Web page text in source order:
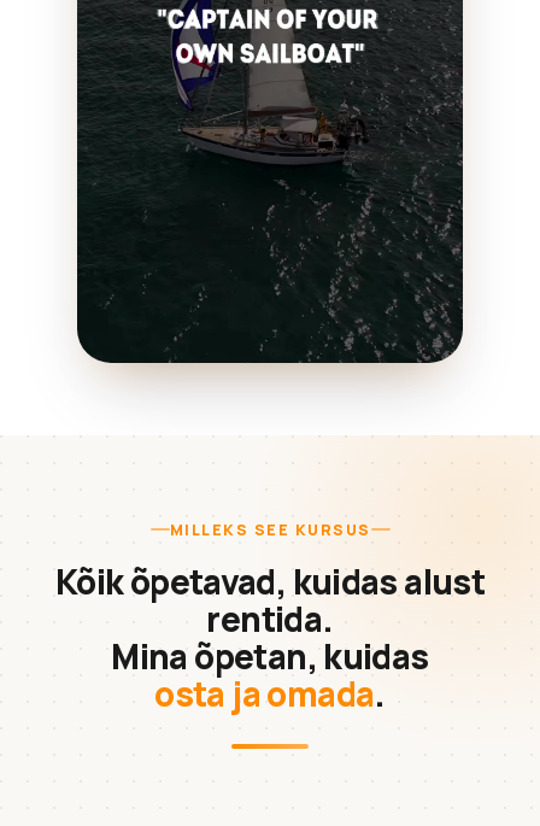
MILLEKS SEE KURSUS
Kõik õpetavad, kuidas alust
rentida.
Mina õpetan, kuidas
osta ja omada.